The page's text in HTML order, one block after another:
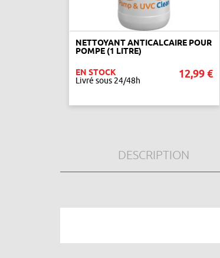
NETTOYANT ANTICALCAIRE POUR
POMPE (1 LITRE)
EN STOCK
Livré sous 24/48h
12,99 €
DESCRIPTION